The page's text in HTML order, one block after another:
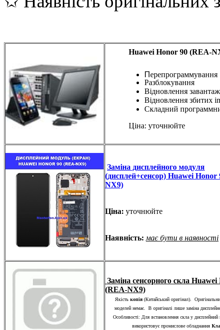
Huawei Honor 90 (REA-
Перепрограммування
Разблокування
Відновлення
Відновлення збитих
Складний
Ціна: уточнюйте
Заміна дисплейного модуля
(дисплей+сенсор) Huawei
NX9)
Ціна: уточнюйте
Наявність: має бути в наявності
Заміна сенсорного скла
(REA-NX9)
Якість копія (Китайський оригінал).
моделей немає. В оригіналі лише заміна
Особливості: Для встановлення скла у дисплейний
використовує промислове обладнання